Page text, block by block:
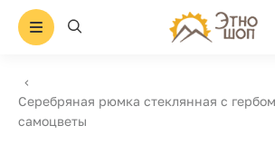
Серебряная рюмка стеклянная с
самоцветы